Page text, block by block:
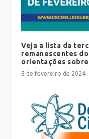
Veja a lista da
remanescentes
orientações
5 de fevereiro de 2024